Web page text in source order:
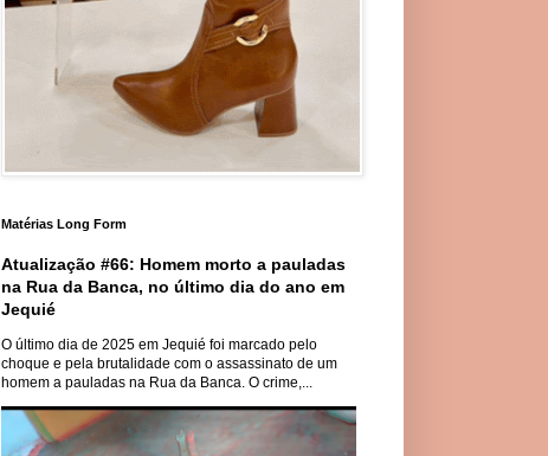
Matérias Long Form
Atualização #66: Homem morto a pauladas
na Rua da Banca, no último dia do ano em
Jequié
O último dia de 2025 em Jequié foi marcado pelo
choque e pela brutalidade com o assassinato de um
homem a pauladas na Rua da Banca. O crime,...